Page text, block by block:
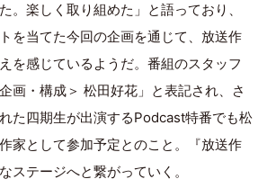
。楽しく取り組めた」と語っており、
を当てた今回の企画を通じて、放送作
を感じているようだ。番組のスタッフ
画・構成＞ 松田好花」と表記され、さ
た四期生が出演するPodcast特番でも松
家として参加予定とのこと。『放送作
ステージへと繋がっていく。